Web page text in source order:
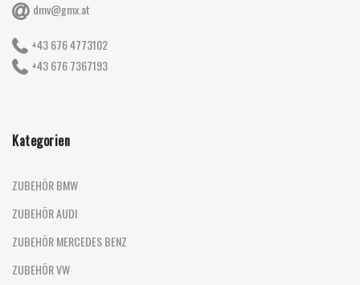
dmv@gmx.at
+43 676 4773102
+43 676 7367193
Kategorien
ZUBEHÖR BMW
ZUBEHÖR AUDI
ZUBEHÖR MERCEDES BENZ
ZUBEHÖR VW